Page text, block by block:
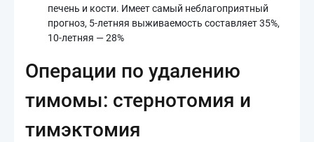
печень и кости. Имеет самый неблагоприятный
прогноз, 5-летняя выживаемость составляет 35%,
10-летняя — 28%
Операции по удалению
тимомы: стернотомия и
тимэктомия